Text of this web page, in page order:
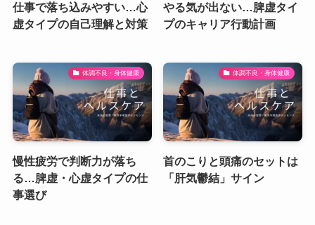
仕事で落ち込みやすい…心
虚タイプの自己理解と対策
やる気が出ない…脾虚タイ
プのキャリア行動計画
体調不良・身体健康
慢性疲労で判断力が落ち
る…脾虚・心虚タイプの仕
事選び
体調不良・身体健康
首のこりと頭痛のセットは
「肝気鬱結」サイン